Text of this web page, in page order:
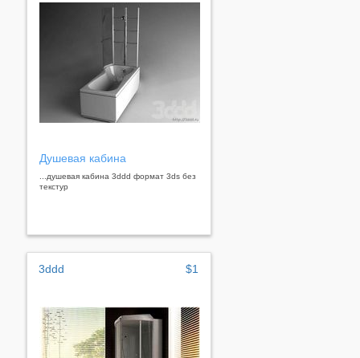
Душевая кабина
...душевая кабина 3ddd формат 3ds без
текстур
3ddd $1